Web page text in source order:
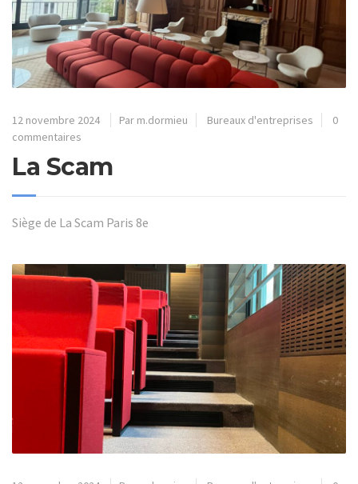
12 novembre 2024 Par m.dormieu Bureaux d'entreprises
0
commentaires
La Scam
Siège de La Scam Paris 8e